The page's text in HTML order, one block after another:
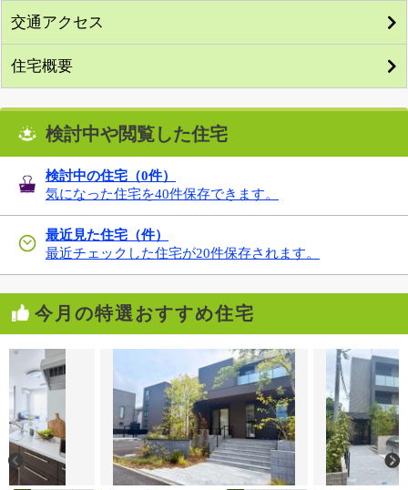
交通アクセス
住宅概要
検討中や閲覧した住宅
検討中の住宅（0件）
気になった住宅を40件保存できます。
最近見た住宅（件）
最近チェックした住宅が20件保存されます。
今月の特選おすすめ住宅